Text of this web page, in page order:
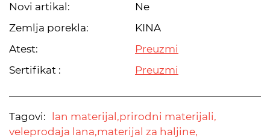
Novi artikal:
Ne
Zemlja porekla:
KINA
Atest:
Preuzmi
Sertifikat :
Preuzmi
Tagovi: lan materijal,prirodni materijali,
veleprodaja lana,materijal za haljine,